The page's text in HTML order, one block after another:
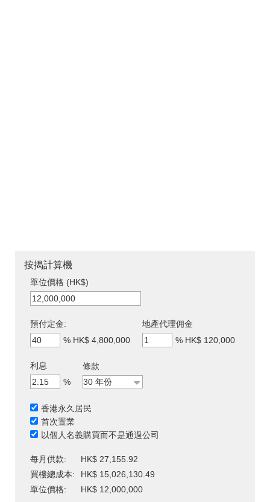
按揭計算機
單位價格 (HK$)
預付定金:
% HK$ 4,800,000
地產代理佣金
% HK$ 120,000
利息
%
條款
香港永久居民
首次置業
以個人名義購買而不是通過公司
每月供款:
HK$ 27,155.92
買樓總成本:
HK$ 15,026,130.49
單位價格:
HK$ 12,000,000